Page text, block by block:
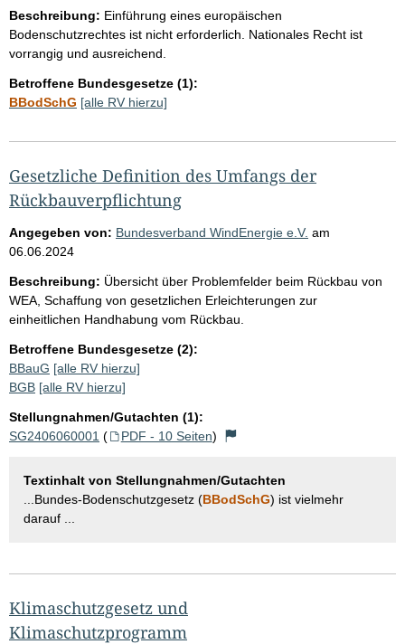
Beschreibung: Einführung eines europäischen
Bodenschutzrechtes ist nicht erforderlich. Nationales Recht ist
vorrangig und ausreichend.
Betroffene Bundesgesetze (1):
BBodSchG [alle RV hierzu]
Gesetzliche Definition des Umfangs der
Rückbauverpflichtung
Angegeben von: Bundesverband WindEnergie e.V. am
06.06.2024
Beschreibung: Übersicht über Problemfelder beim Rückbau von
WEA, Schaffung von gesetzlichen Erleichterungen zur
einheitlichen Handhabung vom Rückbau.
Betroffene Bundesgesetze (2):
BBauG [alle RV hierzu]
BGB [alle RV hierzu]
Stellungnahmen/Gutachten (1):
SG2406060001 ( PDF - 10 Seiten)
Textinhalt von Stellungnahmen/Gutachten
...Bundes-Bodenschutzgesetz (BBodSchG) ist vielmehr
darauf ...
Klimaschutzgesetz und
Klimaschutzprogramm